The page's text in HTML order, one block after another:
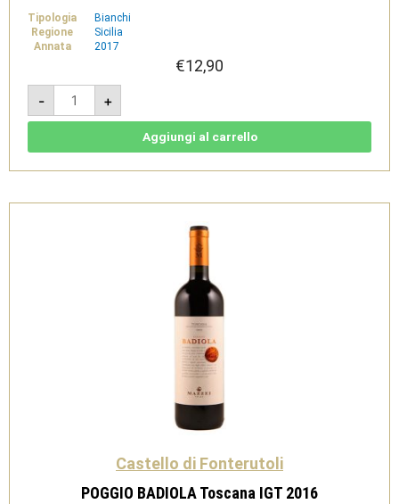
Tipologia
Bianchi
Regione
Sicilia
Annata
2017
€12,90
-
Azisa
Bianco
Sicilia
DOC
+
Aggiungi al carrello
Castello di Fonterutoli
POGGIO BADIOLA Toscana IGT 2016